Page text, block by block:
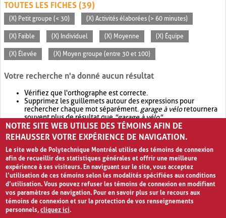
TOUTES LES FICHES (39)
(X) Petit groupe (< 30) (X) Activités élaborées (> 60 minutes)
(X) Faible (X) Individuel (X) Moyenne (X) Équipe
(X) Élevée (X) Moyen groupe (entre 30 et 100)
Votre recherche n'a donné aucun résultat
Vérifiez que l'orthographe est correcte.
Supprimez les guillemets autour des expressions pour
rechercher chaque mot séparément. garage à véloretournera
souvent plus de résultat que"garage à vélo".
Envisagez d'élargir votre recherche avec OR.garage OR vélo
retournera souvent plus de résultat quegarage à vélo
NOTRE SITE WEB UTILISE DES TÉMOINS AFIN DE
REHAUSSER VOTRE EXPÉRIENCE DE NAVIGATION.
Le site web de Polytechnique Montréal utilise des témoins de connexion
afin de recueillir des statistiques générales et offrir une meilleure
expérience à ses visiteurs. En naviguant sur le site, vous acceptez
l’utilisation de ces témoins selon les modalités spécifiées aux conditions
d’utilisation. Vous pouvez refuser les témoins de connexion en modifiant
vos paramètres de navigation. Pour en savoir plus sur le recours aux
témoins de connexion et sur la protection de vos renseignements
personnels,cliquez ici.